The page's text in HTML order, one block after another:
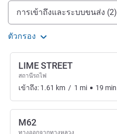
การเข้าถึงและการเดินทาง
การเข้าถึงและระบบขนส่ง (2)
ตัวกรอง
LIME STREET
สถานีรถไฟ
เข้าถึง: 1.61 km / 1 mi 19 min
M62
ทางออกจากทางหลวง